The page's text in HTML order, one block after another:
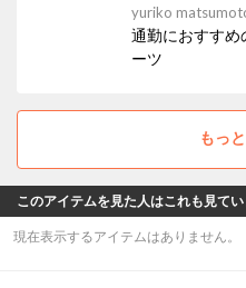
yuriko
通勤におすすめ
ーツ
もっ
このアイテムを見た人はこれも見て
現在表示するアイテムはありません。